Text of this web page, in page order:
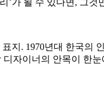
지. 1970년대 한국의
디자이너의 안목이 한눈